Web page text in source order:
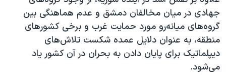
جهادی در میان مخالفان دمشق و عدم هماهنگی بین
گروه‌های میانه‌رو مورد حمایت غرب و برخی کشورهای
منطقه، به عنوان دلایل عمده شکست تلاش‌های
دیپلماتیک برای پایان دادن به بحران در آن کشور یاد
می‌شود.